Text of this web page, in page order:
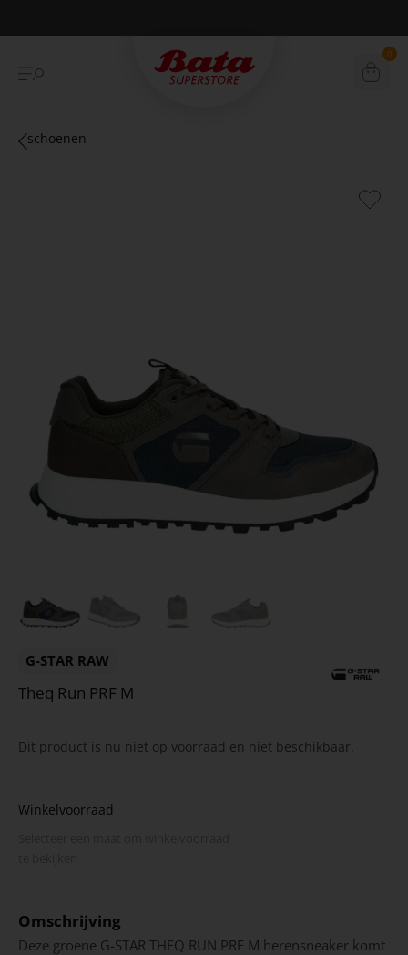
Betaal achteraf met Klarna 0
schoenen
G-STAR RAW
Theq Run PRF M
Dit product is nu niet op voorraad en niet beschikbaar.
Winkelvoorraad
Omschrijving
Deze groene G-STAR THEQ RUN PRF M herensneaker komt